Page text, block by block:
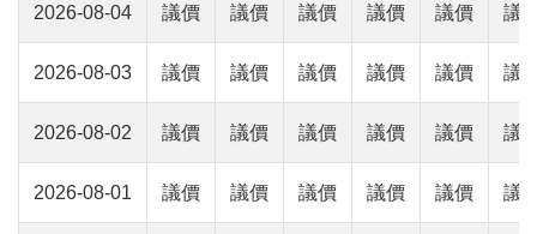
2026-08-04 議價 議價 議價 議價 議價 議
2026-08-03 議價 議價 議價 議價 議價 議
2026-08-02 議價 議價 議價 議價 議價 議
2026-08-01 議價 議價 議價 議價 議價 議